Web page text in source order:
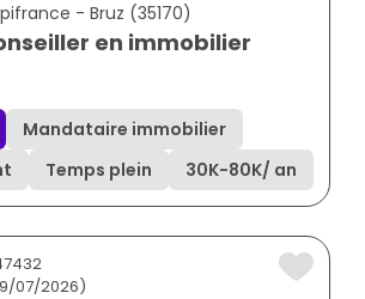
- Bruz (35170)
en immobilier
Mandataire immobilier
Temps plein 30K-80K/ an
07/2026)